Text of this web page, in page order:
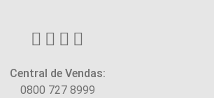
Central de Vendas:
0800 727 8999